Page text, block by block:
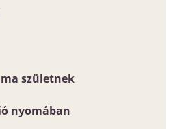
születnek
nyomában